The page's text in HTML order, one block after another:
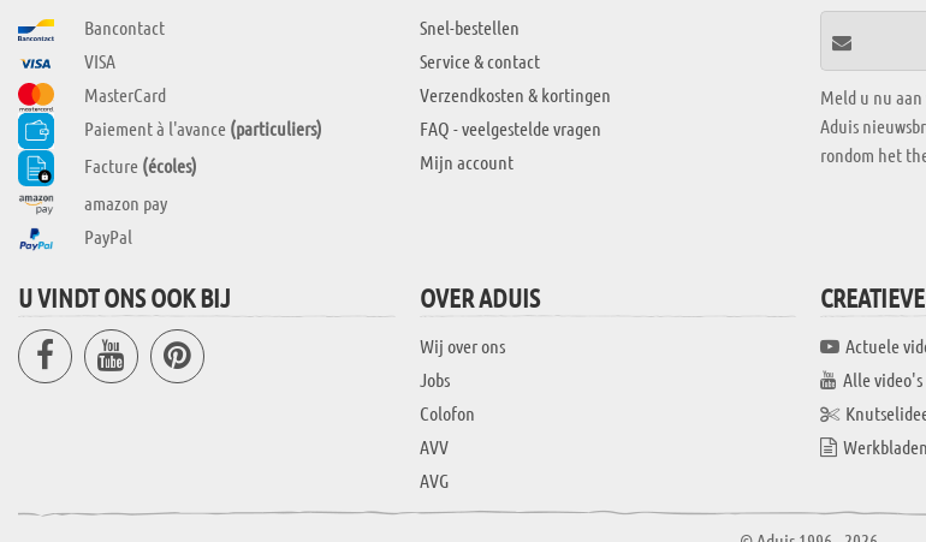
Bancontact
VISA
MasterCard
Paiement à l'avance (particuliers)
Facture (écoles)
amazon pay
PayPal
Snel-bestellen
Service & contact
Verzendkosten & kortingen
FAQ - veelgestelde vragen
Mijn account
Meld u nu
Aduis
rondom het
U VINDT ONS OOK BIJ OVER ADUIS
Wij over ons
Jobs
Colofon
AVV
AVG
Actuele
Alle video's
Werkbladen